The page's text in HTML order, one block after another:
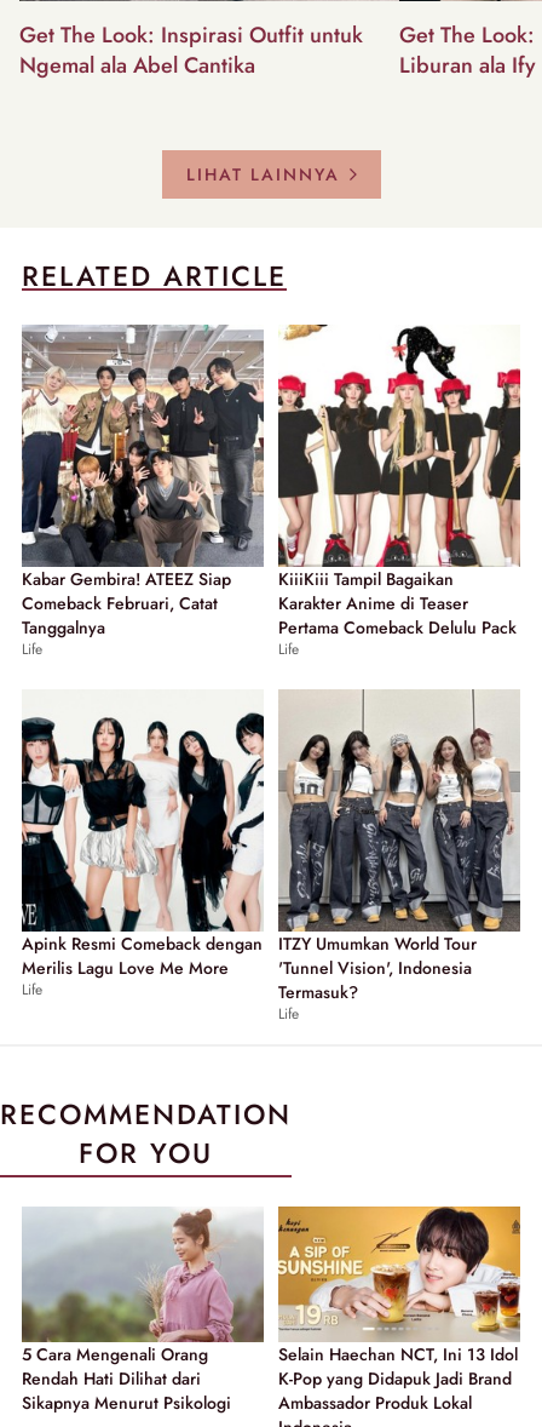
Get The Look: Inspirasi Outfit untuk
Ngemal ala Abel Cantika
Get The
Liburan ala Ify
LIHAT LAINNYA
RELATED ARTICLE
Kabar Gembira! ATEEZ Siap
Comeback Februari, Catat
Tanggalnya
Life
KiiiKiii Tampil Bagaikan
Karakter Anime di Teaser
Pertama Comeback Delulu Pack
Life
Apink Resmi Comeback dengan
Merilis Lagu Love Me More
Life
ITZY Umumkan World Tour
'Tunnel Vision', Indonesia
Termasuk?
Life
RECOMMENDATION
FOR YOU
5 Cara Mengenali Orang
Rendah Hati Dilihat dari
Sikapnya Menurut Psikologi
Selain Haechan NCT, Ini 13 Idol
K-Pop yang Didapuk Jadi Brand
Ambassador Produk Lokal